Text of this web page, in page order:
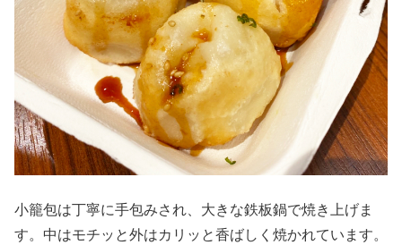
小籠包は丁寧に手包みされ、大きな鉄板鍋で焼き上げま
す。中はモチッと外はカリッと香ばしく焼かれています。